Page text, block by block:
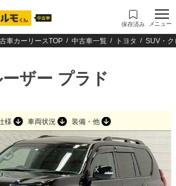
保存済み メニュー
車カーリースTOP 中古車一覧 トヨタ SUV・ク
ザー プラド
様 車両状況 装備・他